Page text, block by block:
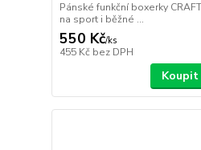
Pánské funkční boxerky
na sport i běžné ...
550 Kč/ks
455 Kč bez DPH
Koupit